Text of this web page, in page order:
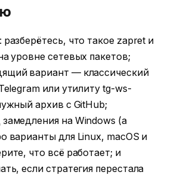
что такое zapret и
уровне сетевых пакетов;
вариант — классический
или утилиту tg-ws-
архив с GitHub;
на Windows (а
варианты для Linux, macOS и
что всё работает; и
если стратегия перестала